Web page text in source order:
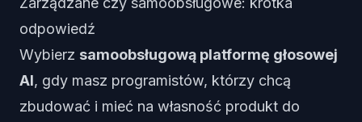
odpowiedź
Wybierz samoobsługową platformę głosowej
AI, gdy masz programistów, którzy chcą
zbudować i mieć na własność produkt do